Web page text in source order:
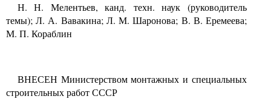
Н. Н. Мелентьев, канд. техн. наук (руководитель
темы); Л. А. Вавакина; Л. М. Шаронова; В. В. Еремеева;
М. П. Кораблин
ВНЕСЕН Министерством монтажных и специальных
строительных работ СССР